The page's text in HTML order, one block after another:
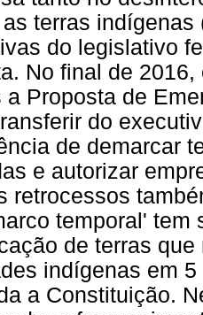
terras
do legislativo
No final de
a Proposta de
do
de demarcar
e autorizar
retrocessos
temporal' tem
de terras
indígenas em
a Constituição.